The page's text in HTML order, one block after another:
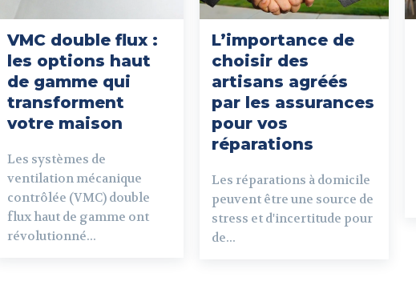
VMC double flux :
les options haut
de gamme qui
transforment
votre maison
Les systèmes de
ventilation mécanique
contrôlée (VMC) double
flux haut de gamme ont
révolutionné...
L’importance de
choisir des
artisans agréés
par les assurances
pour vos
réparations
Les réparations à domicile
peuvent être une source de
stress et d'incertitude pour
de...